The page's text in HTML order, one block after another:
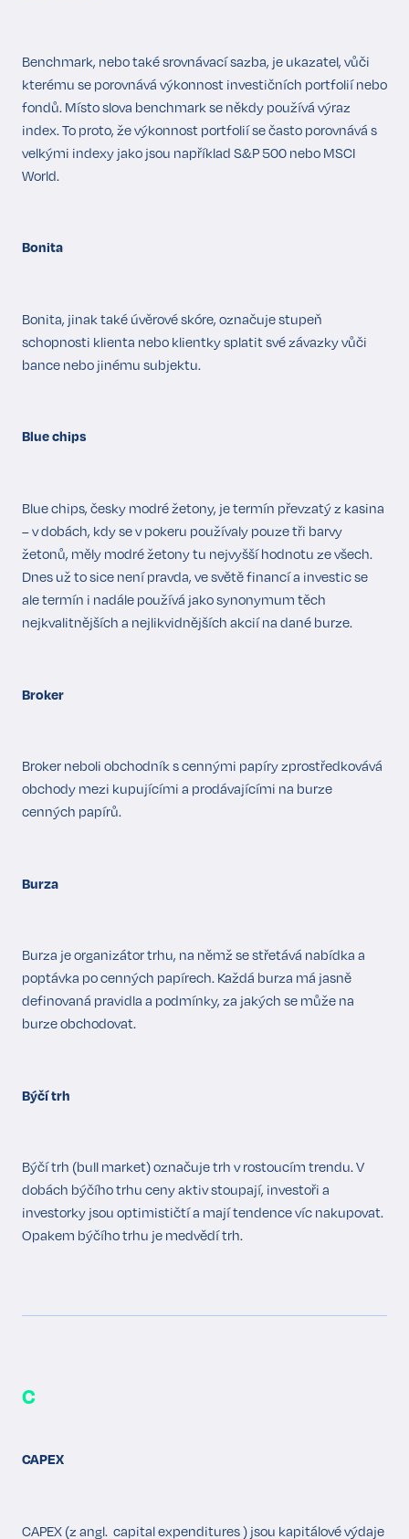
Benchmark, nebo také srovnávací sazba, je ukazatel, vůči
kterému se porovnává výkonnost investičních portfolií nebo
fondů. Místo slova benchmark se někdy používá výraz
index. To proto, že výkonnost portfolií se často porovnává s
velkými indexy jako jsou například S&P 500 nebo MSCI
World.
Bonita
Bonita, jinak také úvěrové skóre, označuje stupeň
schopnosti klienta nebo klientky splatit své závazky vůči
bance nebo jinému subjektu.
Blue chips
Blue chips, česky modré žetony, je termín převzatý z kasina
– v dobách, kdy se v pokeru používaly pouze tři barvy
žetonů, měly modré žetony tu nejvyšší hodnotu ze všech.
Dnes už to sice není pravda, ve světě financí a investic se
ale termín i nadále používá jako synonymum těch
nejkvalitnějších a nejlikvidnějších akcií na dané burze.
Broker
Broker neboli obchodník s cennými papíry zprostředkovává
obchody mezi kupujícími a prodávajícími na burze
cenných papírů.
Burza
Burza je organizátor trhu, na němž se střetává nabídka a
poptávka po cenných papírech. Každá burza má jasně
definovaná pravidla a podmínky, za jakých se může na
burze obchodovat.
Býčí trh
Býčí trh (bull market) označuje trh v rostoucím trendu. V
dobách býčího trhu ceny aktiv stoupají, investoři a
investorky jsou optimističtí a mají tendence víc nakupovat.
Opakem býčího trhu je medvědí trh.
C
CAPEX
CAPEX (z angl. capital expenditures ) jsou kapitálové výdaje